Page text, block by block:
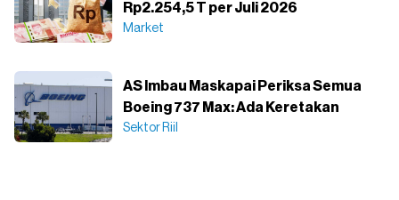
Rp2.254,5 T per Juli 2026
Market
AS Imbau Maskapai Periksa Semua
Boeing 737 Max: Ada Keretakan
Sektor Riil